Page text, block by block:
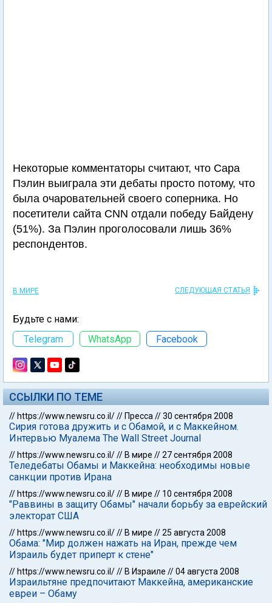
Некоторые комментаторы считают, что Сара
Пэлин выиграла эти дебаты просто потому, что
была очаровательней своего соперника. Но
посетители сайта CNN отдали победу Байдену
(51%). За Пэлин проголосовали лишь 36%
респондентов.
В МИРЕ СЛЕДУЮЩАЯ СТАТЬЯ
Будьте с нами:
Telegram
WhatsApp Facebook
ССЫЛКИ ПО ТЕМЕ
// https://www.newsru.co.il/// Пресса //30 сентября 2008
Сирия готова дружить и с Обамой, и с Маккейном.
Интервью Муалема The Wall Street Journal
// https://www.newsru.co.il/// В мире //27 сентября 2008
Теледебаты Обамы и Маккейна: необходимы новые
санкции против Ирана
// https://www.newsru.co.il/// В мире // 10 сентября 2008
"Раввины в защиту Обамы" начали борьбу за еврейский
электорат США
// https://www.newsru.co.il/// В мире //25 августа 2008
Обама: "Мир должен нажать на Иран, прежде чем
Израиль будет приперт к стене"
// https://www.newsru.co.il/// В Израиле //04 августа 2008
Израильтяне предпочитают Маккейна, американские
евреи – Обаму